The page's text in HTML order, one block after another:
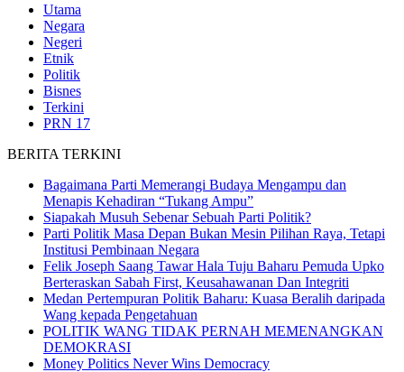
Utama
Negara
Negeri
Etnik
Politik
Bisnes
Terkini
PRN 17
BERITA TERKINI
Bagaimana Parti Memerangi Budaya Mengampu dan
Menapis Kehadiran “Tukang Ampu”
Siapakah Musuh Sebenar Sebuah Parti Politik?
Parti Politik Masa Depan Bukan Mesin Pilihan Raya, Tetapi
Institusi Pembinaan Negara
Felik Joseph Saang Tawar Hala Tuju Baharu Pemuda Upko
Berteraskan Sabah First, Keusahawanan Dan Integriti
Medan Pertempuran Politik Baharu: Kuasa Beralih daripada
Wang kepada Pengetahuan
POLITIK WANG TIDAK PERNAH MEMENANGKAN
DEMOKRASI
Money Politics Never Wins Democracy